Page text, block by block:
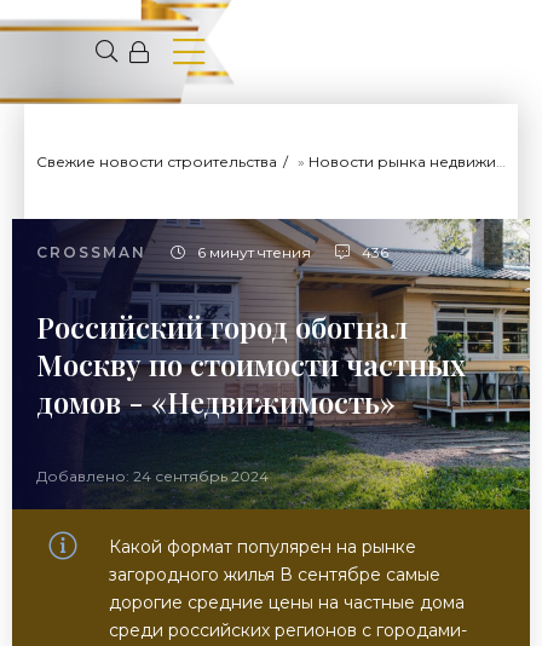
Свежие новости строительства » Новости рынка недвижимости
CROSSMAN 6 минут чтения 436
Российский город обогнал
Москву по стоимости частных
домов - «Недвижимость»
Добавлено: 24 сентябрь 2024
Какой формат популярен на рынке
загородного жилья В сентябре самые
дорогие средние цены на частные дома
среди российских регионов с городами-